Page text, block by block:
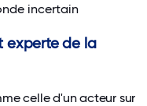
incertain
experte de la
celle d'un acteur sur